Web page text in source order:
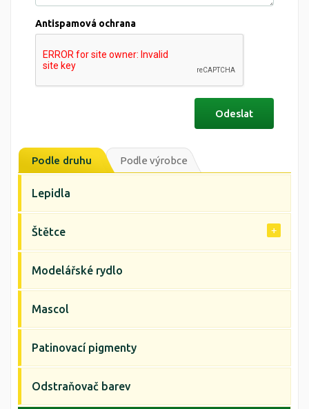
Antispamová ochrana
Podle druhu Podle výrobce
Lepidla
Štětce
Modelářské rydlo
Mascol
Patinovací pigmenty
Odstraňovač barev